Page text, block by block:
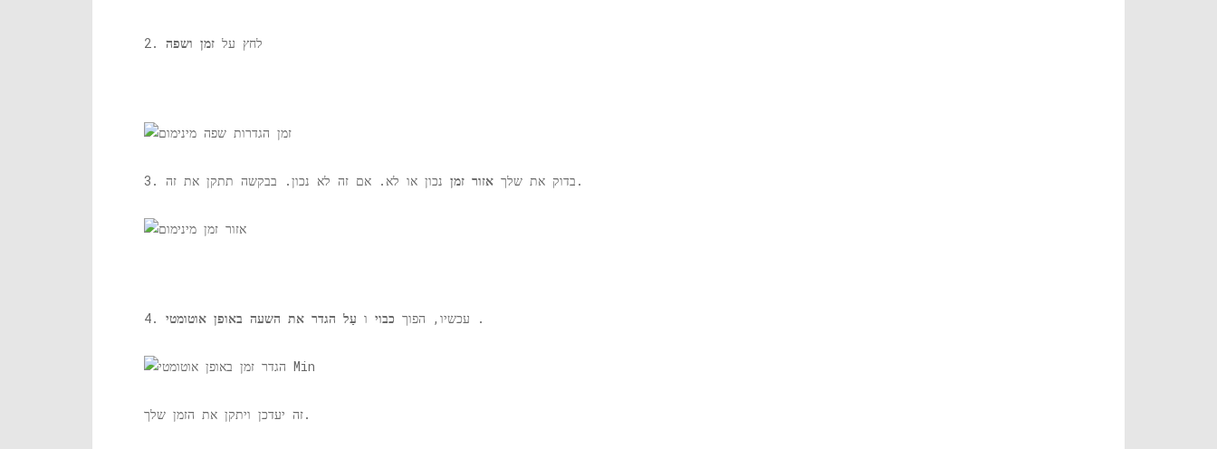
2. לחץ על זמן ושפה
3. בדוק את שלך אזור זמן נכון או לא. אם זה לא נכון. בבקשה תתקן את זה.
4. עכשיו, הפוך כבוי ו עַל הגדר את השעה באופן אוטומטי .
זה יעדכן ויתקן את הזמן שלך.